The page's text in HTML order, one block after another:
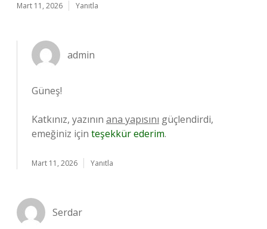
Mart 11, 2026 Yanıtla
admin
Güneş!
Katkınız, yazının ana yapısını güçlendirdi,
emeğiniz için teşekkür ederim.
Mart 11, 2026 Yanıtla
Serdar